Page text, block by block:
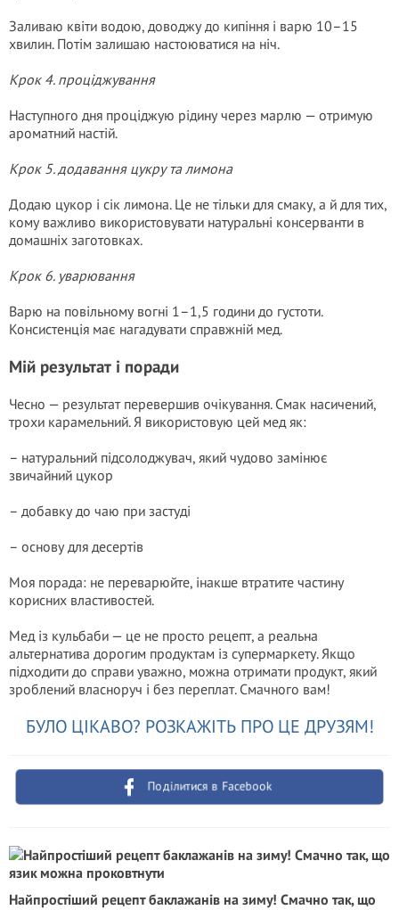
Заливаю квіти водою, доводжу до кипіння і варю 10–15
хвилин. Потім залишаю настоюватися на ніч.
Крок 4. проціджування
Наступного дня проціджую рідину через марлю — отримую
ароматний настій.
Крок 5. додавання цукру та лимона
Додаю цукор і сік лимона. Це не тільки для смаку, а й для тих,
кому важливо використовувати натуральні консерванти в
домашніх заготовках.
Крок 6. уварювання
Варю на повільному вогні 1–1,5 години до густоти.
Консистенція має нагадувати справжній мед.
Мій результат і поради
Чесно — результат перевершив очікування. Смак насичений,
трохи карамельний. Я використовую цей мед як:
– натуральний підсолоджувач, який чудово замінює
звичайний цукор
– добавку до чаю при застуді
– основу для десертів
Моя порада: не переварюйте, інакше втратите частину
корисних властивостей.
Мед із кульбаби — це не просто рецепт, а реальна
альтернатива дорогим продуктам із супермаркету. Якщо
підходити до справи уважно, можна отримати продукт, який
зроблений власноруч і без переплат. Смачного вам!
БУЛО ЦІКАВО? РОЗКАЖІТЬ ПРО ЦЕ ДРУЗЯМ!
Поділитися в Facebook
Найпростіший рецепт баклажанів на зиму! Смачно так, що